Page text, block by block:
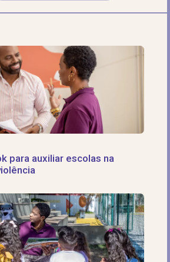
para auxiliar escolas na